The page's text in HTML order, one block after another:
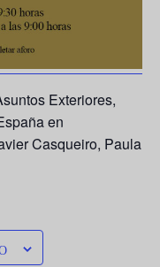
Exteriores,
en
Casqueiro, Paula